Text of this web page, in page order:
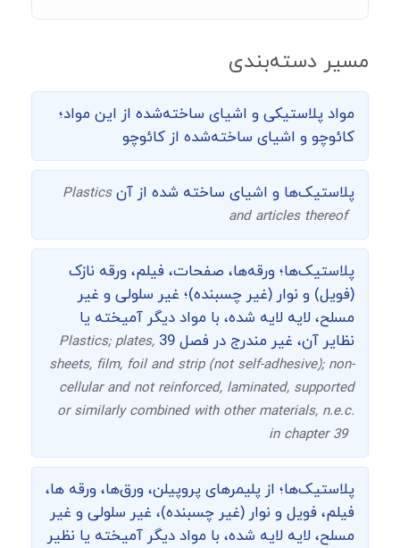
مسیر دسته‌بندی
مواد پلاستیکی و اشیای ساخته‌شده از این مواد؛
کائوچو و اشیای ساخته‌شده از کائوچو
پلاستیک‌ها و اشیای ساخته شده از آنPlastics
and articles thereof
پلاستیک‌ها؛ ورقه‌ها، صفحات، فیلم، ورقه نازک
(فویل) و نوار (غیر چسبنده)؛ غیر سلولی و غیر
مسلح، لایه لایه شده، با مواد دیگر آمیخته یا
نظایر آن، غیر مندرج در فصل 39
Plastics; plates,
sheets, film, foil and strip (not self-adhesive); non-
cellular and not reinforced, laminated, supported
or similarly combined with other materials, n.e.c.
in chapter 39
پلاستیک‌ها؛ از پلیمرهای پروپیلن، ورق‌ها، ورقه ها،
فیلم، فویل و نوار (غیر چسبنده)، غیر سلولی و غیر
مسلح، لایه لایه شده، با مواد دیگر آمیخته یا نظیر